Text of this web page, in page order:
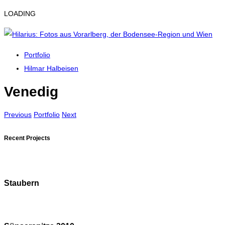
LOADING
Portfolio
Hilmar Halbeisen
Venedig
Previous Portfolio Next
Recent Projects
Staubern